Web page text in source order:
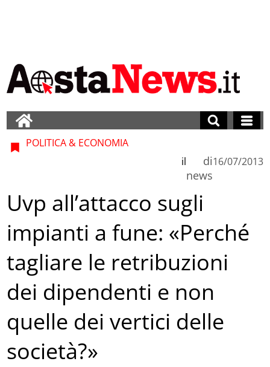
POLITICA & ECONOMIA
di
news
il 16/07/2013
Uvp all’attacco sugli
impianti a fune: «Perché
tagliare le retribuzioni
dei dipendenti e non
quelle dei vertici delle
società?»